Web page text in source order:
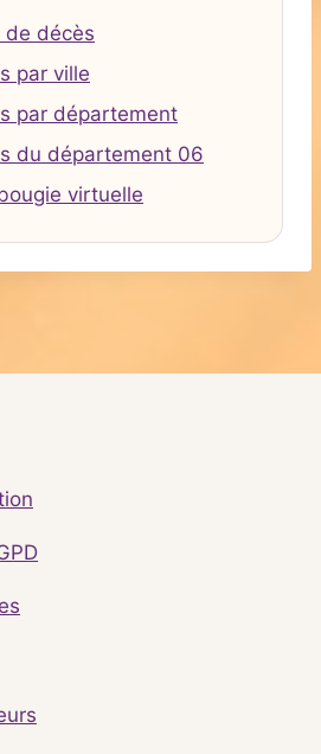
de décès
par ville
par département
du département 06
virtuelle